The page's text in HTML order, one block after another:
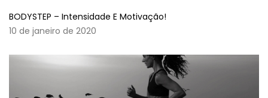
BODYSTEP – Intensidade E Motivação!
10 de janeiro de 2020